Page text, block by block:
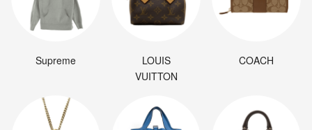
Supreme
LOUIS
VUITTON
COACH